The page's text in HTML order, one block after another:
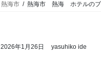
熱海市 熱海市 熱海 ホテルのブ
2026年1月26日 yasuhiko ide